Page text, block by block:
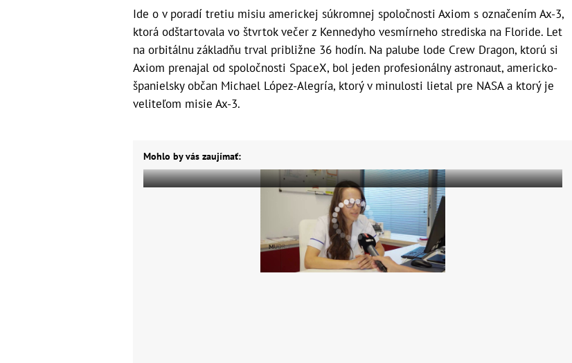
Ide o v poradí tretiu misiu americkej súkromnej spoločnosti Axiom s označením Ax-3,
ktorá odštartovala vo štvrtok večer z Kennedyho vesmírneho strediska na Floride. Let
na orbitálnu základňu trval približne 36 hodín. Na palube lode Crew Dragon, ktorú si
Axiom prenajal od spoločnosti SpaceX, bol jeden profesionálny astronaut, americko-
španielsky občan Michael López-Alegría, ktorý v minulosti lietal pre NASA a ktorý je
veliteľom misie Ax-3.
Mohlo by vás zaujímať: